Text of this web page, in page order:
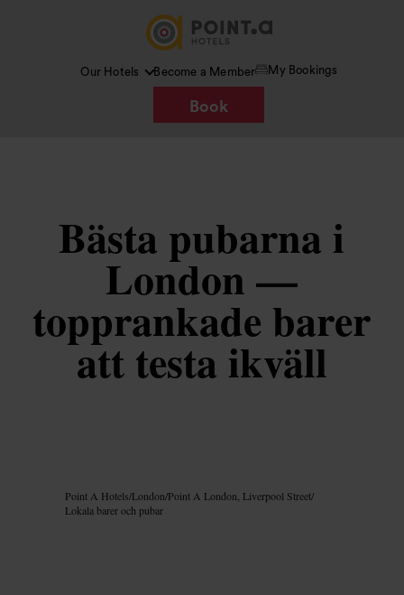
Our Hotels Become a Member My Bookings
Book
Bästa pubarna i
London —
topprankade barer
att testa ikväll
Point A Hotels/London/Point A London, Liverpool Street/
Lokala barer och pubar